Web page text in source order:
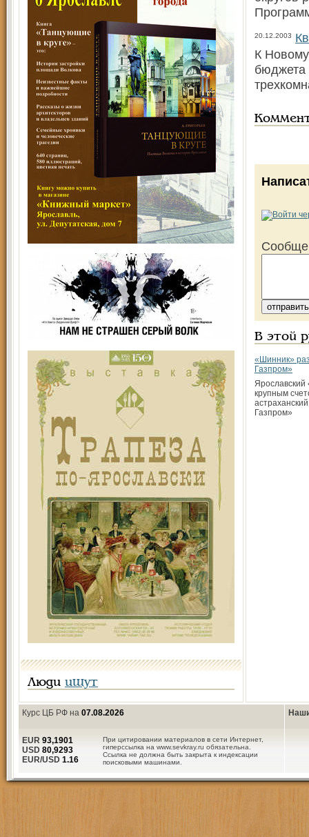
Люди ищут
20.12.2003
К
бюджета
В этой
«Шинник»
Газпром»
Ярославский
крупным
Газпром»
Курс ЦБ РФ на 07.08.2026
При цитировании материалов в сети Интернет,
гиперссылка на www.sevkray.ru обязательна.
Ссылка не должна быть закрыта к индексации
поисковыми машинами.
EUR 93,1901
USD 80,9293
EUR/USD 1.16